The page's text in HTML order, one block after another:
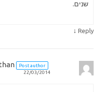
שנים.
Reply
↓
Post author
22/03/2014